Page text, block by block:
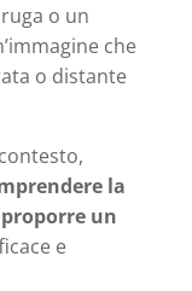
o un
che
o distante
la
un
e